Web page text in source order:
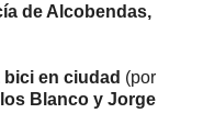
de Alcobendas,
en ciudad (por
Blanco y Jorge